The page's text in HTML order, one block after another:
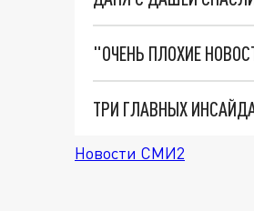
Новости СМИ2